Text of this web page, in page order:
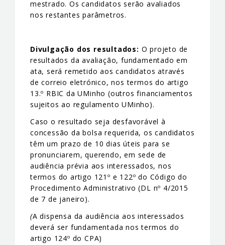
mestrado. Os candidatos serão avaliados
nos restantes parâmetros.
Divulgação dos resultados: O projeto de
resultados da avaliação, fundamentado em
ata, será remetido aos candidatos através
de correio eletrónico, nos termos do artigo
13.º RBIC da UMinho (outros financiamentos
sujeitos ao regulamento UMinho).
Caso o resultado seja desfavorável à
concessão da bolsa requerida, os candidatos
têm um prazo de 10 dias úteis para se
pronunciarem, querendo, em sede de
audiência prévia aos interessados, nos
termos do artigo 121º e 122º do Código do
Procedimento Administrativo (DL nº 4/2015
de 7 de janeiro).
(A dispensa da audiência aos interessados
deverá ser fundamentada nos termos do
artigo 124º do CPA)